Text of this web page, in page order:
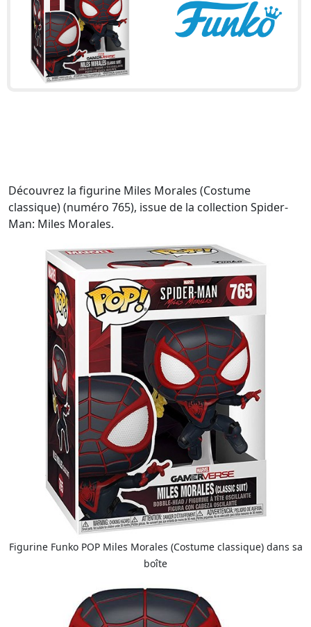
Découvrez la figurine Miles Morales (Costume
classique) (numéro 765), issue de la collection Spider-
Man: Miles Morales.
Figurine Funko POP Miles Morales (Costume classique) dans sa
boîte